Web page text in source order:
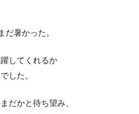
だ暑かった。
してくれるか
した。
だかと待ち望み、